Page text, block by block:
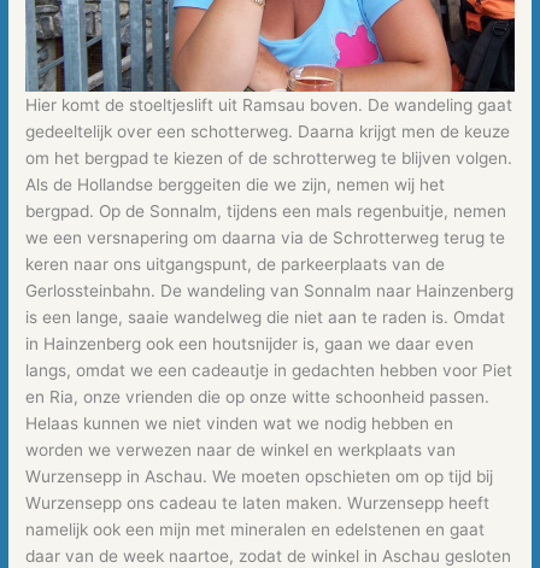
Hier komt de stoeltjeslift uit Ramsau boven. De wandeling gaat
gedeeltelijk over een schotterweg. Daarna krijgt men de keuze
om het bergpad te kiezen of de schrotterweg te blijven volgen.
Als de Hollandse berggeiten die we zijn, nemen wij het
bergpad. Op de Sonnalm, tijdens een mals regenbuitje, nemen
we een versnapering om daarna via de Schrotterweg terug te
keren naar ons uitgangspunt, de parkeerplaats van de
Gerlossteinbahn. De wandeling van Sonnalm naar Hainzenberg
is een lange, saaie wandelweg die niet aan te raden is. Omdat
in Hainzenberg ook een houtsnijder is, gaan we daar even
langs, omdat we een cadeautje in gedachten hebben voor Piet
en Ria, onze vrienden die op onze witte schoonheid passen.
Helaas kunnen we niet vinden wat we nodig hebben en
worden we verwezen naar de winkel en werkplaats van
Wurzensepp in Aschau. We moeten opschieten om op tijd bij
Wurzensepp ons cadeau te laten maken. Wurzensepp heeft
namelijk ook een mijn met mineralen en edelstenen en gaat
daar van de week naartoe, zodat de winkel in Aschau gesloten